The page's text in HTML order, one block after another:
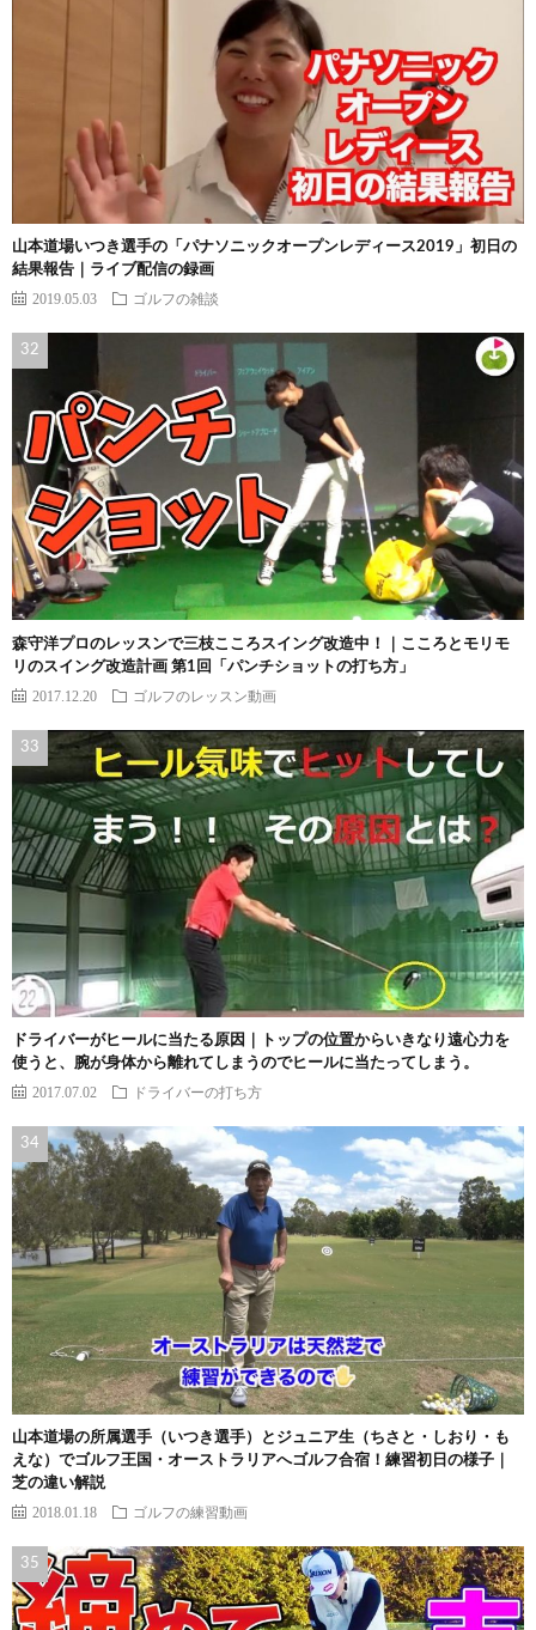
山本道場いつき選手の「パナソニックオープンレディース2019」初日の
結果報告｜ライブ配信の録画
2019.05.03 ゴルフの雑談
森守洋プロのレッスンで三枝こころスイング改造中！｜こころとモリモ
リのスイング改造計画 第1回「パンチショットの打ち方」
2017.12.20 ゴルフのレッスン動画
ドライバーがヒールに当たる原因｜トップの位置からいきなり遠心力を
使うと、腕が身体から離れてしまうのでヒールに当たってしまう。
2017.07.02 ドライバーの打ち方
山本道場の所属選手（いつき選手）とジュニア生（ちさと・しおり・も
えな）でゴルフ王国・オーストラリアへゴルフ合宿！練習初日の様子｜
芝の違い解説
2018.01.18 ゴルフの練習動画